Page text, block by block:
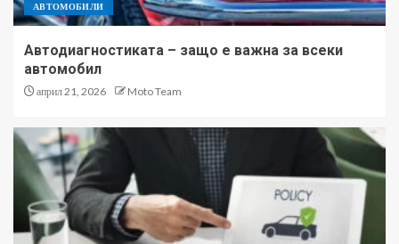
АВТОМОБИЛИ
Автодиагностиката – защо е важна за всеки
автомобил
април 21, 2026 Moto Team